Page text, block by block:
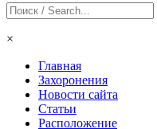
×
Главная
Захоронения
Новости сайта
Статьи
Расположение